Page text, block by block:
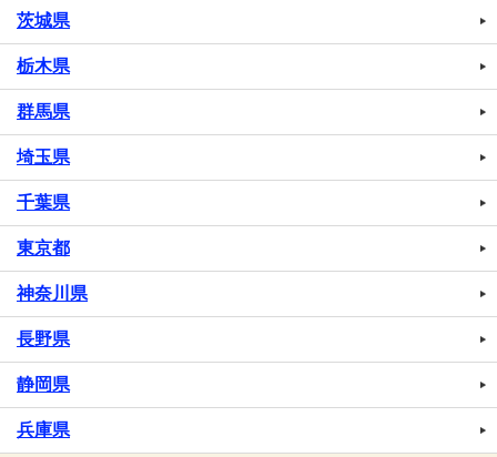
茨城県
栃木県
群馬県
埼玉県
千葉県
東京都
神奈川県
長野県
静岡県
兵庫県